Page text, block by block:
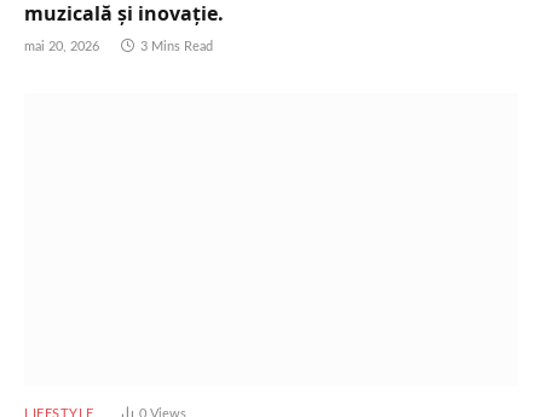
muzicală și inovație.
mai 20, 2026 3 Mins Read